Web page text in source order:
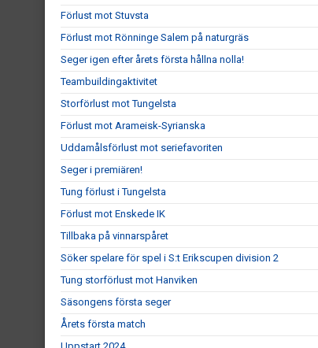
Förlust mot Stuvsta
Förlust mot Rönninge Salem på naturgräs
Seger igen efter årets första hållna nolla!
Teambuildingaktivitet
Storförlust mot Tungelsta
Förlust mot Arameisk-Syrianska
Uddamålsförlust mot seriefavoriten
Seger i premiären!
Tung förlust i Tungelsta
Förlust mot Enskede IK
Tillbaka på vinnarspåret
Söker spelare för spel i S:t Erikscupen division 2
Tung storförlust mot Hanviken
Säsongens första seger
Årets första match